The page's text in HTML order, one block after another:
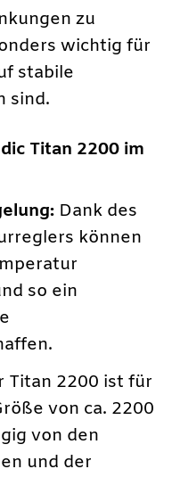
zu
wichtig für
stabile
sind.
Titan 2200 im
Dank des
können
so ein
Titan 2200 ist für
von ca. 2200
von den
und der